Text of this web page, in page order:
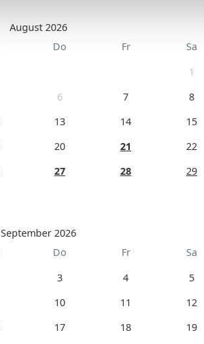
August 2026
Do Fr Sa
1
6 7 8
13 14 15
20 21 22
27 28 29
September 2026
Do Fr Sa
3 4 5
10 11 12
17 18 19